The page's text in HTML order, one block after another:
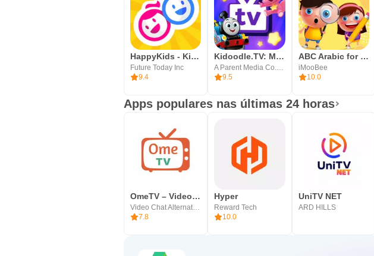
HappyKids - Kid-Safe Videos
Future Today Inc
9.4
Kidoodle.TV: Movies, TV, Fun!
A Parent Media Co. Inc.
9.5
ABC Arabic for kids لمسه براعم
iMooBee
10.0
Apps populares nas últimas 24 horas
OmeTV – Video Chat Alternative
7.8
Hyper
Reward Tech
10.0
UniTV NET
ARD HILLS